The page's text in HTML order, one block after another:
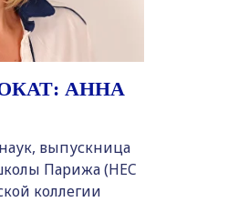
АННА
выпускница
Парижа (HEC
коллегии